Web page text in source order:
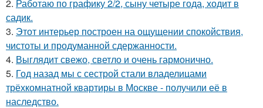
2. Работаю по графику 2/2, сыну четыре года, ходит в
садик.
3. Этот интерьер построен на ощущении спокойствия,
чистоты и продуманной сдержанности.
4. Выглядит свежо, светло и очень гармонично.
5. Год назад мы с сестрой стали владелицами
трёхкомнатной квартиры в Москве - получили её в
наследство.